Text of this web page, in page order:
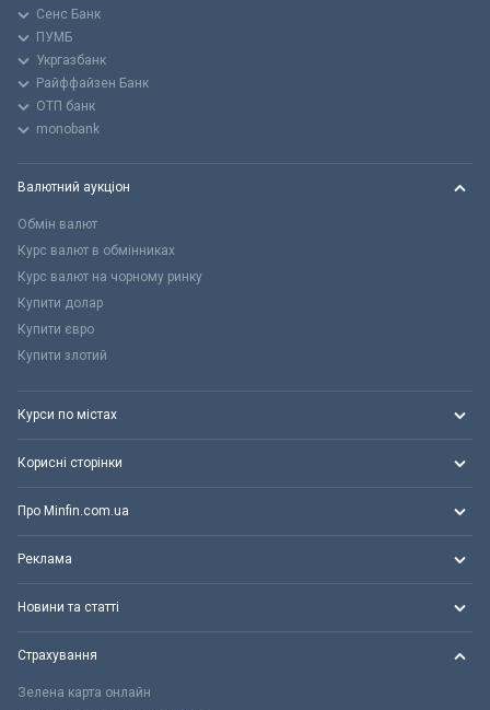
Сенс Банк
ПУМБ
Укргазбанк
Райффайзен Банк
ОТП банк
monobank
Валютний аукціон
Обмін валют
Курс валют в обмінниках
Курс валют на чорному ринку
Купити долар
Купити євро
Купити злотий
Курси по містах
Корисні сторінки
Про Minfin.com.ua
Реклама
Новини та статті
Страхування
Зелена карта онлайн